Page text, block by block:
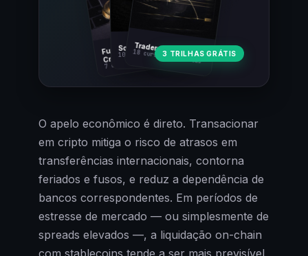
Fundamentos
Cripto
7 cursos · 31 aulas
Trader Cripto
18 cursos · 80 aulas
Soberania Bitcoin
10 cursos · 44 aulas3 TRILHAS GRÁTIS
O apelo econômico é direto. Transacionar
em cripto mitiga o risco de atrasos em
transferências internacionais, contorna
feriados e fusos, e reduz a dependência de
bancos correspondentes. Em períodos de
estresse de mercado — ou simplesmente de
spreads elevados —, a liquidação on-chain
com stablecoins tende a ser mais previsível,